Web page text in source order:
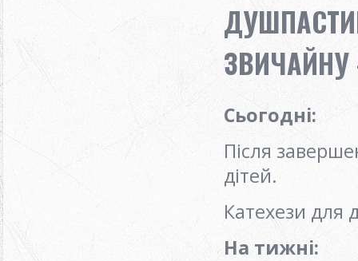
ЗВИЧАЙНУ
Сьогодні:
Після
дітей.
Катехези для
На тижні: